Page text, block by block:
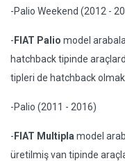
-Palio Weekend (2012 -
- FIAT Palio model
hatchback tipinde
tipleri de hatchback
-Palio (2011 - 2016)
- FIAT Multipla model
üretilmiş van tipinde